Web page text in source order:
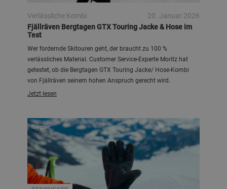
Verlässliche Kombi
20. Januar 2026
Fjällräven Bergtagen GTX Touring Jacke & Hose im
Test
Wer fordernde Skitouren geht, der braucht zu 100 %
verlässliches Material. Customer Service-Experte Moritz hat
getestet, ob die Bergtagen GTX Touring Jacke/ Hose-Kombi
von Fjällräven seinem hohen Anspruch gerecht wird.
Jetzt lesen
Bergzeit